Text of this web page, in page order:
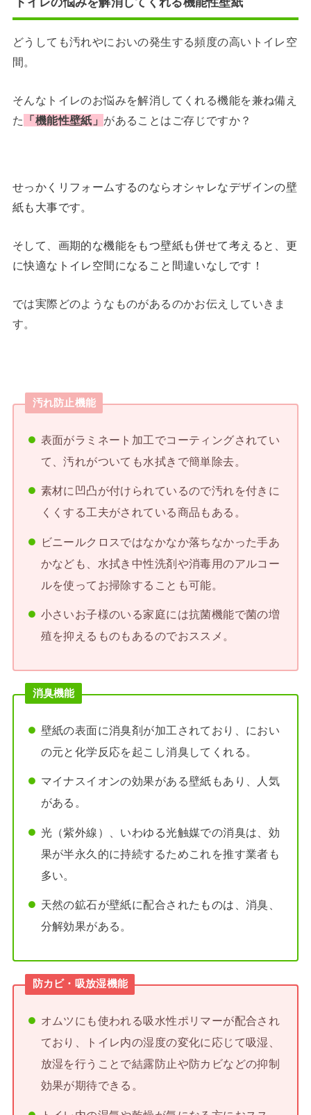
どうしても汚れやにおいの発生する頻度の高いトイレ空
間。
そんなトイレのお悩みを解消してくれる機能を兼ね備え
た
「機能性壁紙」 があることはご存じですか？
せっかくリフォームするのならオシャレなデザインの壁
紙も大事です。
そして、画期的な機能をもつ壁紙も併せて考えると、更
に快適なトイレ空間になること間違いなしです！
では実際どのようなものがあるのかお伝えしていきま
す。
汚れ防止機能
表面がラミネート加工でコーティングされてい
て、汚れがついても水拭きで簡単除去。
素材に凹凸が付けられているので汚れを付きに
くくする工夫がされている商品もある。
ビニールクロスではなかなか落ちなかった手あ
かなども、水拭き中性洗剤や消毒用のアルコー
ルを使ってお掃除することも可能。
小さいお子様のいる家庭には抗菌機能で菌の増
殖を抑えるものもあるのでおススメ。
消臭機能
壁紙の表面に消臭剤が加工されており、におい
の元と化学反応を起こし消臭してくれる。
マイナスイオンの効果がある壁紙もあり、人気
がある。
光（紫外線）、いわゆる光触媒での消臭は、効
果が半永久的に持続するためこれを推す業者も
多い。
天然の鉱石が壁紙に配合されたものは 、消臭、
分解効果がある。
防カビ・吸放湿機能
オムツにも使われる吸水性ポリマーが配合され
ており、トイレ内の湿度の変化に応じて吸湿、
放湿を行うことで結露防止や防カビなどの抑制
効果が期待できる。